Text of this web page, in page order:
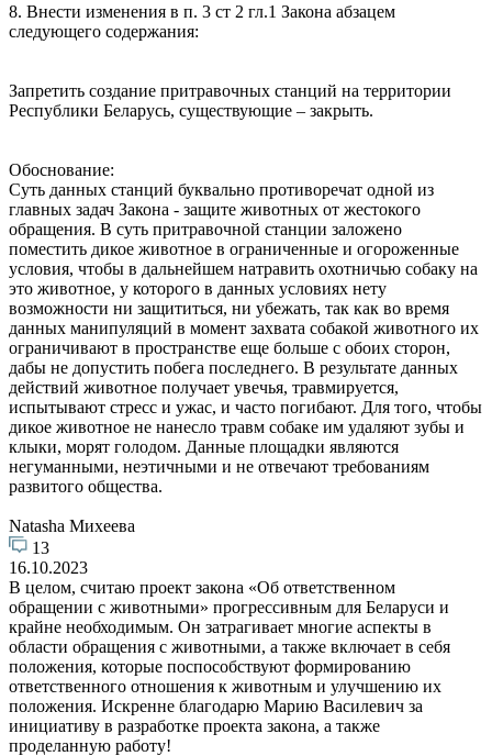
8. Внести изменения в п. 3 ст 2 гл.1 Закона абзацем
следующего содержания:
Запретить создание притравочных станций на территории
Республики Беларусь, существующие – закрыть.
Обоснование:
Суть данных станций буквально противоречат одной из
главных задач Закона - защите животных от жестокого
обращения. В суть притравочной станции заложено
поместить дикое животное в ограниченные и огороженные
условия, чтобы в дальнейшем натравить охотничью собаку на
это животное, у которого в данных условиях нету
возможности ни защититься, ни убежать, так как во время
данных манипуляций в момент захвата собакой животного их
ограничивают в пространстве еще больше с обоих сторон,
дабы не допустить побега последнего. В результате данных
действий животное получает увечья, травмируется,
испытывают стресс и ужас, и часто погибают. Для того, чтобы
дикое животное не нанесло травм собаке им удаляют зубы и
клыки, морят голодом. Данные площадки являются
негуманными, неэтичными и не отвечают требованиям
развитого общества.
Natasha Михеева
13
16.10.2023
В целом, считаю проект закона «Об ответственном
обращении с животными» прогрессивным для Беларуси и
крайне необходимым. Он затрагивает многие аспекты в
области обращения с животными, а также включает в себя
положения, которые поспособствуют формированию
ответственного отношения к животным и улучшению их
положения. Искренне благодарю Марию Василевич за
инициативу в разработке проекта закона, а также
проделанную работу!